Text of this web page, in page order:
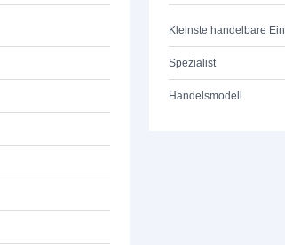
Kleinste handelbare
Spezialist
Handelsmodell